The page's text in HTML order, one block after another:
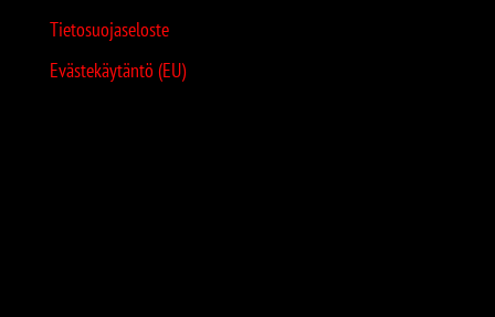
Tietosuojaseloste
Evästekäytäntö (EU)